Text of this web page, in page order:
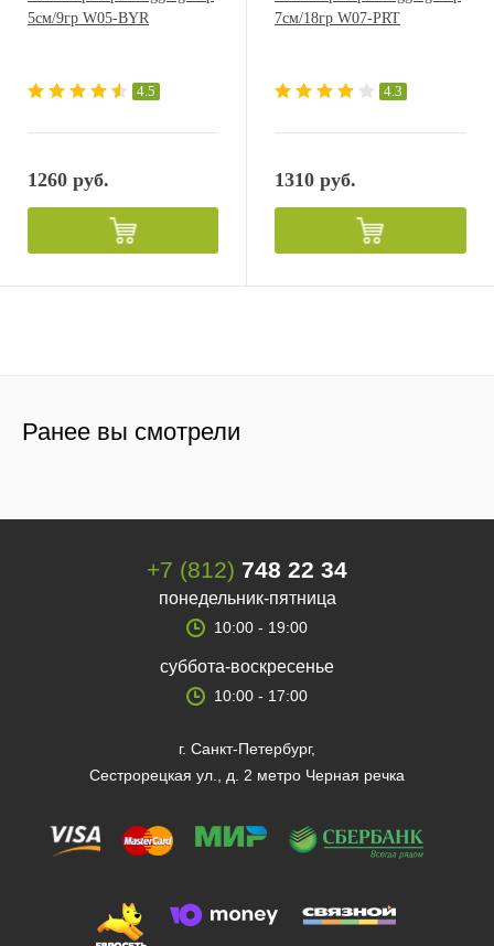
5см/9гр W05-BYR
4.5
1260 руб.
7см/18гр W07-PRT
4.3
1310 руб.
Ранее вы смотрели
+7 (812) 748 22 34
понедельник-пятница
10:00 - 19:00
суббота-воскресенье
10:00 - 17:00
г. Санкт-Петербург,
Сестрорецкая ул., д. 2 метро Черная речка